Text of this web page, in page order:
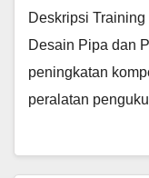
Deskripsi
Desain Pipa dan
peningkatan
peralatan